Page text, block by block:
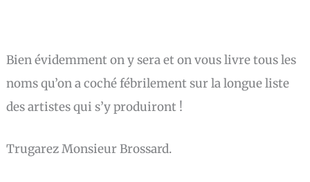
Bien évidemment on y sera et on vous livre tous les
noms qu’on a coché fébrilement sur la longue liste
des artistes qui s’y produiront !
Trugarez Monsieur Brossard.